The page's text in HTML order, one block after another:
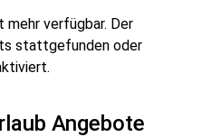
verfügbar. Der
stattgefunden oder
Angebote